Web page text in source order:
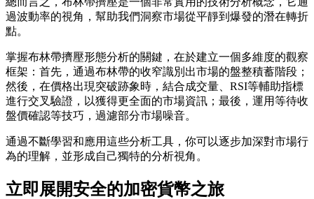
過波動率的視角，幫助我們洞察市場從平靜到爆發的潛在轉折
點。
掌握布林帶擠壓形態分析的關鍵，在於建立一個多維度的觀察
框架：首先，通過布林帶的收窄識別出市場的盤整積蓄階段；
然後，在價格出現突破跡象時，結合成交量、RSI等輔助指標
進行交叉驗證，以獲得更全面的市場資訊；最後，運用等待收
盤價確認等技巧，過濾部分市場噪音。
通過不斷學習和應用這些分析工具，你可以逐步加深對市場行
為的理解，並形成自己獨特的分析視角。
立即展開安全的加密貨幣之旅